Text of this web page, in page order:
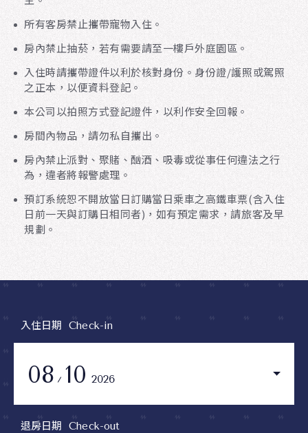
所有客房禁止攜帶寵物入住。
房內禁止抽菸，若有需要請至一樓戶外庭園區。
入住時請攜帶證件以利於核對身份。身份證/護照或駕照
之正本，以便資料登記。
本公司以拍照方式登記證件，以利作安全回報。
房間內物品，請勿私自攜出。
房內禁止派對、聚賭、酗酒、吸毒或從事任何違法之行
為，違者將報警處理。
預訂系統恕不開放當日訂購當日乘車之高鐵車票(含入住
日前一天與訂購日相同者)，如有預定需求，請旅客及早
規劃。
入住日期 Check-in
08 10 2026
退房日期 Check-out